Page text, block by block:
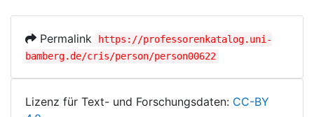
Permalink
https://professorenkatalog.uni-
bamberg.de/cris/person/person00622
Lizenz für Text- und Forschungsdaten: CC-BY